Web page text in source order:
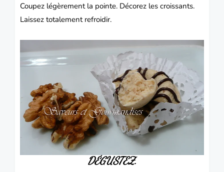
Coupez légèrement la pointe. Décorez les croissants.
Laissez totalement refroidir.
DÉGUSTEZ.